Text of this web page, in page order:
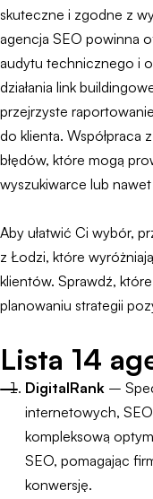
skuteczne i zgodne z
agencja SEO powinna
audytu technicznego i
działania link
przejrzyste
do klienta. Współpraca
błędów, które mogą
wyszukiwarce lub
Aby ułatwić Ci wybór,
z Łodzi, które
klientów. Sprawdź,
planowaniu strategii
Lista 14
DigitalRank –
internetowych,
kompleksową
SEO, pomagając
konwersję.